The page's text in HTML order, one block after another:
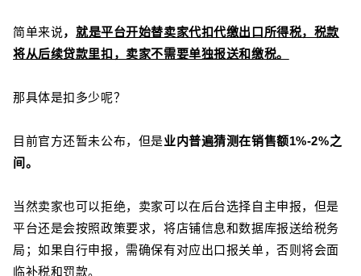
简单来说， 就是平台开始替卖家代扣代缴出口所得税，税款
将从后续贷款里扣，卖家不需要单独报送和缴税。
那具体是扣多少呢？
目前官方还暂未公布，但是业内普遍猜测在销售额1%-2%之
间。
当然卖家也可以拒绝，卖家可以在后台选择自主申报，但是
平台还是会按照政策要求，将店铺信息和数据库报送给税务
局；如果自行申报，需确保有对应出口报关单，否则将会面
临补税和罚款。